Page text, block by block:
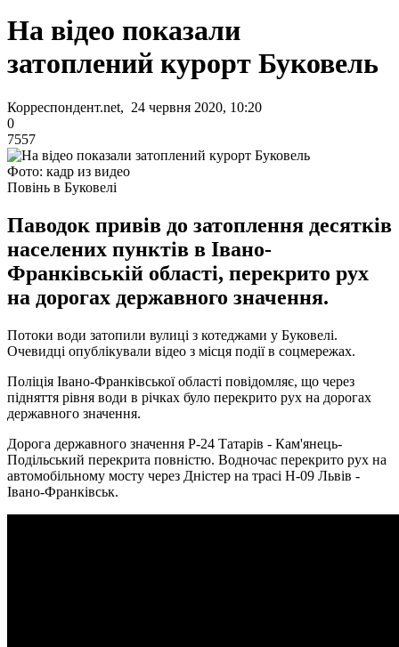
На відео показали
затоплений курорт Буковель
Корреспондент.net, 24 червня 2020, 10:20
0
7557
Фото: кадр из видео
Повінь в Буковелі
Паводок привів до затоплення десятків
населених пунктів в Івано-
Франківській області, перекрито рух
на дорогах державного значення.
Потоки води затопили вулиці з котеджами у Буковелі.
Очевидці опублікували відео з місця події в соцмережах.
Поліція Івано-Франківської області повідомляє, що через
підняття рівня води в річках було перекрито рух на дорогах
державного значення.
Дорога державного значення Р-24 Татарів - Кам'янець-
Подільський перекрита повністю. Водночас перекрито рух на
автомобільному мосту через Дністер на трасі Н-09 Львів -
Івано-Франківськ.